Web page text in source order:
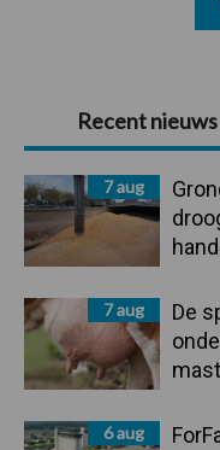
Primaire
Sidebar
Recent nieuws
7 aug
7 aug
De
6 aug